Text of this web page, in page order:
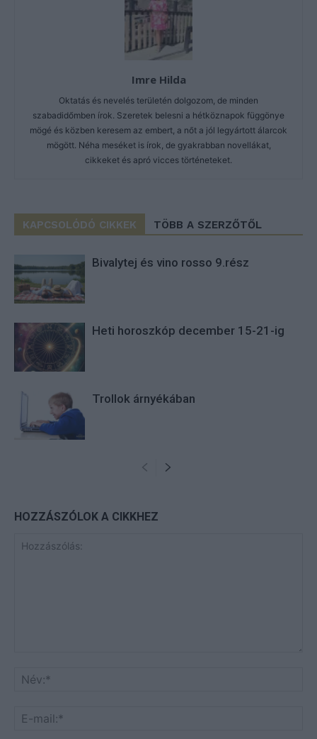
Imre Hilda
Oktatás és nevelés területén dolgozom, de minden
szabadidőmben írok. Szeretek belesni a hétköznapok függönye
mögé és közben keresem az embert, a nőt a jól legyártott álarcok
mögött. Néha meséket is írok, de gyakrabban novellákat,
cikkeket és apró vicces történeteket.
KAPCSOLÓDÓ CIKKEK TÖBB A SZERZŐTŐL
Bivalytej és vino rosso 9.rész
Heti horoszkóp december 15-21-ig
Trollok árnyékában
HOZZÁSZÓLOK A CIKKHEZ